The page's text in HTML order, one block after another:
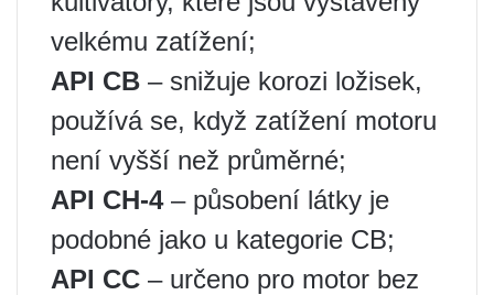
velkému zatížení;
API CB – snižuje korozi ložisek,
používá se, když zatížení motoru
není vyšší než průměrné;
API CH-4– působení látky je
podobné jako u kategorie CB;
API CC – určeno pro motor bez